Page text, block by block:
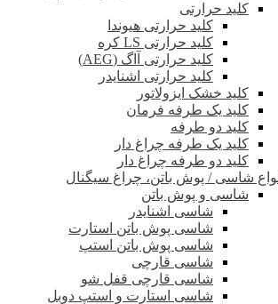
کلید حرارتی
کلید حرارتی هیوندا
کلید حرارتی LS کره
کلید حرارتی آاگ (AEG)
کلید حرارتی اشنایدر
کلید خشک ایزولاتور
کلید یک طرفه فرمان
کلید دو طرفه
کلید یک طرفه چراغ دار
کلید دو طرفه چراغ دار
شاسی / پوش باتن، چراغ سیگنال
شاسی و پوش باتن
شاسی اشنایدر
شاسی پوش باتن استارت
شاسی پوش باتن استپ
شاسی قارچی
شاسی قارچی قفل شو
شاسی استارت و استپ دوبل